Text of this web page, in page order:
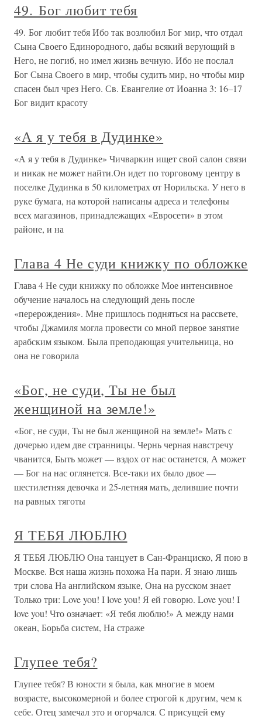
49. Бог любит тебя
49. Бог любит тебя Ибо так возлюбил Бог мир, что отдал
Сына Своего Единородного, дабы всякий верующий в
Него, не погиб, но имел жизнь вечную. Ибо не послал
Бог Сына Своего в мир, чтобы судить мир, но чтобы мир
спасен был чрез Него. Св. Евангелие от Иоанна 3: 16–17
Бог видит красоту
«А я у тебя в Дудинке»
«А я у тебя в Дудинке» Чичваркин ищет свой салон связи
и никак не может найти.Он идет по торговому центру в
поселке Дудинка в 50 километрах от Норильска. У него в
руке бумага, на которой написаны адреса и телефоны
всех магазинов, принадлежащих «Евросети» в этом
районе, и на
Глава 4 Не суди книжку по обложке
Глава 4 Не суди книжку по обложке Мое интенсивное
обучение началось на следующий день после
«перерождения». Мне пришлось подняться на рассвете,
чтобы Джамиля могла провести со мной первое занятие
арабским языком. Была преподающая учительница, но
она не говорила
«Бог, не суди, Ты не был
женщиной на земле!»
«Бог, не суди, Ты не был женщиной на земле!» Мать с
дочерью идем две странницы. Чернь черная навстречу
чванится, Быть может — вздох от нас останется, А может
— Бог на нас оглянется. Все-таки их было двое —
шестилетняя девочка и 25-летняя мать, делившие почти
на равных тяготы
Я ТЕБЯ ЛЮБЛЮ
Я ТЕБЯ ЛЮБЛЮ Она танцует в Сан-Франциско, Я пою в
Москве. Вся наша жизнь похожа На пари. Я знаю лишь
три слова На английском языке, Она на русском знает
Только три: Love you! I love you! Я ей говорю. Love you! I
love you! Что означает: «Я тебя люблю!» А между нами
океан, Борьба систем, На страже
Глупее тебя?
Глупее тебя? В юности я была, как многие в моем
возрасте, высокомерной и более строгой к другим, чем к
себе. Отец замечал это и огорчался. С присущей ему